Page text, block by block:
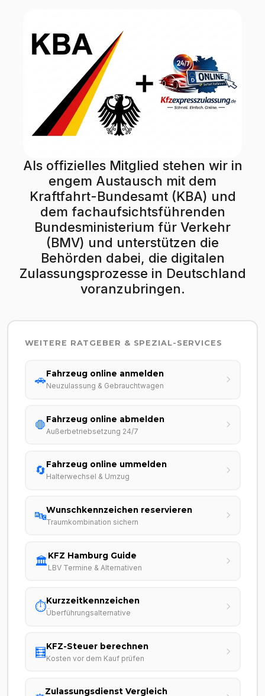
Als offizielles Mitglied stehen wir in
engem Austausch mit dem
Kraftfahrt-Bundesamt (KBA) und
dem fachaufsichtsführenden
Bundesministerium für Verkehr
(BMV) und unterstützen die
Behörden dabei, die digitalen
Zulassungsprozesse in Deutschland
voranzubringen.
WEITERE RATGEBER & SPEZIAL-SERVICES
🚗Fahrzeug online anmelden
Neuzulassung & Gebrauchtwagen
🛑Fahrzeug online abmelden
Außerbetriebsetzung 24/7
🔄Fahrzeug online ummelden
Halterwechsel & Umzug
🔤Wunschkennzeichen reservieren
Traumkombination sichern
🏛️KFZ Hamburg Guide
LBV Termine & Alternativen
⏱️Kurzzeitkennzeichen
Überführungsalternative
🧮KFZ-Steuer berechnen
Kosten vor dem Kauf prüfen
Zulassungsdienst Vergleich